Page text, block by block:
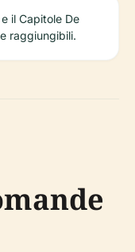
il Capitole De
raggiungibili.